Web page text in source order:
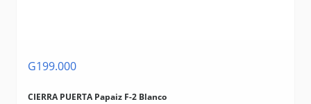
G199.000
CIERRA PUERTA Papaiz F-2 Blanco